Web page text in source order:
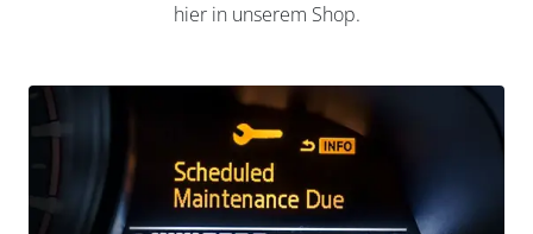
hier in unserem Shop.